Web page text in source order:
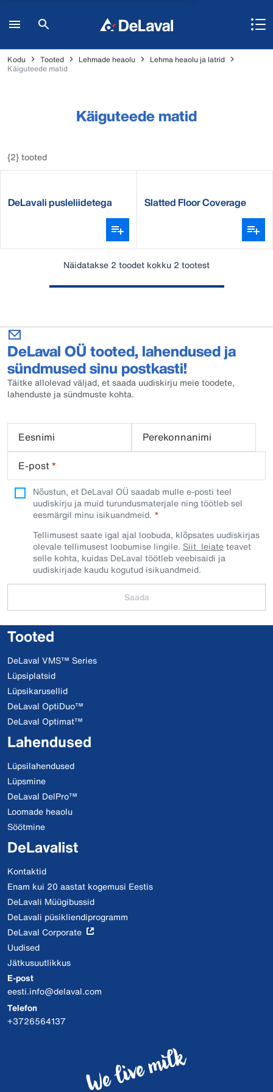
Kodu Tooted Lehmade heaolu
Lehma heaolu ja latrid
Käiguteede matid
Käiguteede matid
{2} tooted
DeLavali pusleliidetega Slatted Floor Coverage
Näidatakse 2 toodet kokku 2 tootest
DeLaval OÜ tooted, lahendused ja
sündmused sinu postkasti!
Täitke allolevad väljad, et saada uudiskirju meie toodete,
lahenduste ja sündmuste kohta.
Eesnimi
Perekonnanimi
E-post*
Nõustun, et DeLaval OÜ saadab mulle e-posti teel
uudiskirju ja muid turundusmaterjale ning töötleb sel
eesmärgil minu isikuandmeid.​
Tellimusest saate igal ajal loobuda, klõpsates uudiskirjas
olevale tellimusest loobumise lingile. Siit leiateteavet
selle kohta, kuidas DeLaval töötleb veebisaidi ja
uudiskirjade kaudu kogutud isikuandmeid.
Saada
Tooted
DeLaval VMS™ Series
Lüpsiplatsid
Lüpsikarusellid
DeLaval OptiDuo™
DeLaval Optimat™
Lahendused
Lüpsilahendused
Lüpsmine
DeLaval DelPro™
Loomade heaolu
Söötmine
DeLavalist
Kontaktid
Enam kui 20 aastat kogemusi Eestis
DeLavali Müügibussid
DeLavali püsikliendiprogramm
DeLaval Corporate
Uudised
Jätkusuutlikkus
E-post
eesti.info@delaval.com
Telefon
+3726564137